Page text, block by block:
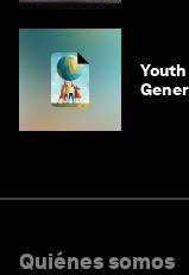
Quiénes somos